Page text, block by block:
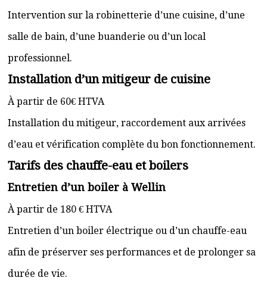
Intervention sur la robinetterie d’une cuisine, d’une
salle de bain, d’une buanderie ou d’un local
professionnel.
Installation d’un mitigeur de cuisine
À partir de 60€ HTVA
Installation du mitigeur, raccordement aux arrivées
d’eau et vérification complète du bon fonctionnement.
Tarifs des chauffe-eau et boilers
Entretien d’un boiler à Wellin
À partir de 180 € HTVA
Entretien d’un boiler électrique ou d’un chauffe-eau
afin de préserver ses performances et de prolonger sa
durée de vie.